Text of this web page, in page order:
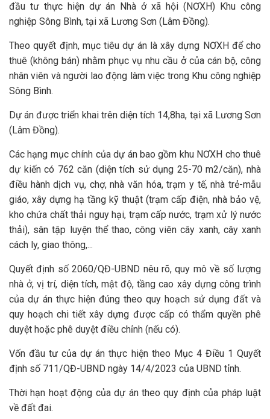
đầu tư thực hiện dự án Nhà ở xã hội (NƠXH) Khu công
nghiệp Sông Bình, tại xã Lương Sơn (Lâm Đồng).
Theo quyết định, mục tiêu dự án là xây dựng NƠXH để cho
thuê (không bán) nhằm phục vụ nhu cầu ở của cán bộ, công
nhân viên và người lao động làm việc trong Khu công nghiệp
Sông Bình.
Dự án được triển khai trên diện tích 14,8ha, tại xã Lương Sơn
(Lâm Đồng).
Các hạng mục chính của dự án bao gồm khu NƠXH cho thuê
dự kiến có 762 căn (diện tích sử dụng 25-70 m2/căn), nhà
điều hành dịch vụ, chợ, nhà văn hóa, trạm y tế, nhà trẻ-mẫu
giáo, xây dựng hạ tầng kỹ thuật (trạm cấp điện, nhà bảo vệ,
kho chứa chất thải nguy hại, trạm cấp nước, trạm xử lý nước
thải), sân tập luyện thể thao, công viên cây xanh, cây xanh
cách ly, giao thông,...
Quyết định số 2060/QĐ-UBND nêu rõ, quy mô về số lượng
nhà ở, vị trí, diện tích, mật độ, tầng cao xây dựng công trình
của dự án thực hiện đúng theo quy hoạch sử dụng đất và
quy hoạch chi tiết xây dựng được cấp có thẩm quyền phê
duyệt hoặc phê duyệt điều chỉnh (nếu có).
Vốn đầu tư của dự án thực hiện theo Mục 4 Điều 1 Quyết
định số 711/QĐ-UBND ngày 14/4/2023 của UBND tỉnh.
Thời hạn hoạt động của dự án theo quy định của pháp luật
về đất đai.